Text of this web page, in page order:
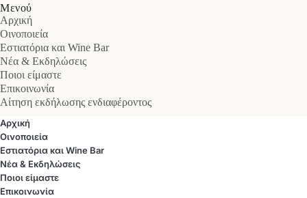
Μενού
Αρχική
Οινοποιεία
Εστιατόρια και Wine Bar
Νέα & Εκδηλώσεις
Ποιοι είμαστε
Επικοινωνία
Αίτηση εκδήλωσης ενδιαφέροντος
Αρχική
Οινοποιεία
Εστιατόρια και Wine Bar
Νέα & Εκδηλώσεις
Ποιοι είμαστε
Επικοινωνία